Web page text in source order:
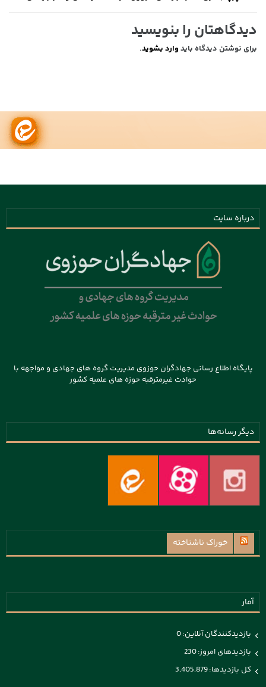
دیدگاهتان را بنویسید
برای نوشتن دیدگاه باید وارد بشوید.
درباره سایت
پایگاه اطلاع رسانی جهادگران حوزوی مدیریت گروه های جهادی و مواجهه با
حوادث غیرمترقبه حوزه های علمیه کشور
دیگر رسانه‌ها
خوراک ناشناخته
آمار
بازدیدکنندگان آنلاین:0
بازدیدهای امروز:230
کل بازدیدها:3,405,879